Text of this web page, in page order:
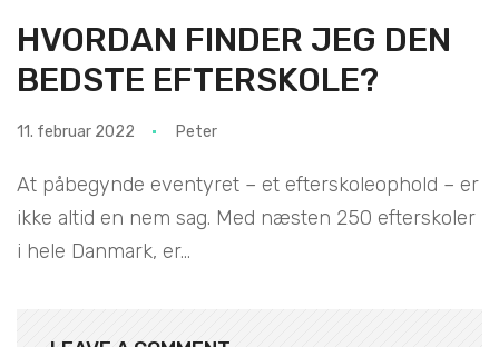
HVORDAN FINDER JEG DEN
BEDSTE EFTERSKOLE?
11. februar 2022 Peter
At påbegynde eventyret – et efterskoleophold – er
ikke altid en nem sag. Med næsten 250 efterskoler
i hele Danmark, er...